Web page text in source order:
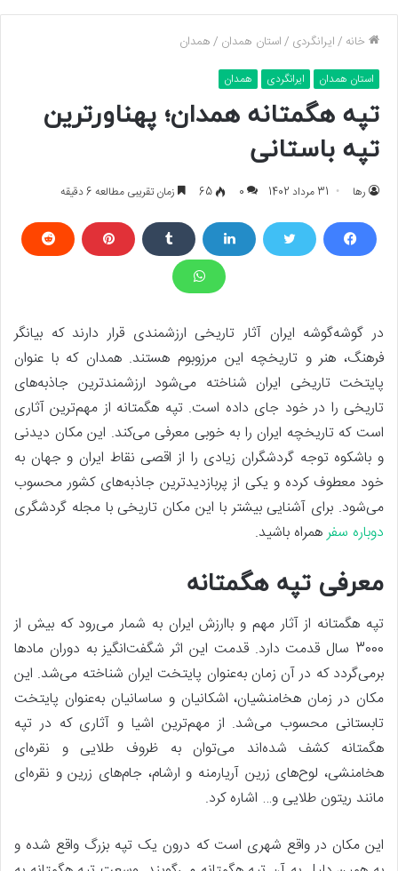
خانه /ایرانگردی /استان همدان /همدان
استان همدان ایرانگردی همدان
تپه هگمتانه همدان؛ پهناورترین
تپه باستانی
رها 31 مرداد 1402 0
65 زمان تقریبی مطالعه 6 دقیقه
در گوشه‌گوشه ایران آثار تاریخی ارزشمندی قرار دارند که بیانگر
فرهنگ، هنر و تاریخچه این مرزوبوم هستند. همدان که با عنوان
پایتخت تاریخی ایران شناخته می‌شود ارزشمندترین جاذبه‌های
تاریخی را در خود جای داده است. تپه هگمتانه از مهم‌ترین آثاری
است که تاریخچه ایران را به خوبی معرفی می‌کند. این مکان دیدنی
و باشکوه توجه گردشگران زیادی را از اقصی نقاط ایران و جهان به
خود معطوف کرده و یکی از پربازدیدترین جاذبه‌های کشور محسوب
می‌شود. برای آشنایی بیشتر با این مکان تاریخی با مجله گردشگری
دوباره سفرهمراه باشید.
معرفی تپه هگمتانه
تپه هگمتانه از آثار مهم و باارزش ایران به شمار می‌رود که بیش از
3000 سال قدمت دارد. قدمت این اثر شگفت‌انگیز به دوران مادها
برمی‌گردد که در آن زمان به‌عنوان پایتخت ایران شناخته می‌شد. این
مکان در زمان هخامنشیان، اشکانیان و ساسانیان به‌عنوان پایتخت
تابستانی محسوب می‌شد. از مهم‌ترین اشیا و آثاری که در تپه
هگمتانه کشف شده‌اند می‌توان به ظروف طلایی و نقره‌ای
هخامنشی، لوح‌های زرین آریارمنه و ارشام، جام‌های زرین و نقره‌ای
مانند ریتون طلایی و… اشاره کرد.
این مکان در واقع شهری است که درون یک تپه بزرگ واقع شده و